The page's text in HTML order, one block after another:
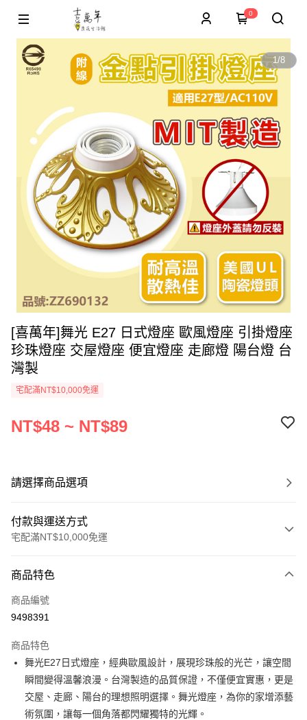
0
1/8
[喜萬年]舞光 E27 日式燈座 歐風燈座 引掛燈座
珍珠燈座 交屋燈座 便宜燈座 走廊燈 陽台燈 台
灣製
宅配滿NT$10,000免運
NT$48 ~ NT$89
請選擇商品選項
付款與運送方式
宅配滿NT$10,000免運
信用卡一次付款
超商取貨付款
運送方式
全家取貨付款
每筆NT$60
商品特色
商品編號
9498391
商品特色
舞光E27日式燈座，經典歐風設計，展現珍珠般的光芒，讓空間
瞬間變得溫馨浪漫。台灣製造的品質保證，不僅便宜實惠，更是
交屋、走廊、陽台的理想照明選擇。舞光燈座，為你的家增添藝
術氛圍，讓每一個角落都閃耀獨特的光輝。